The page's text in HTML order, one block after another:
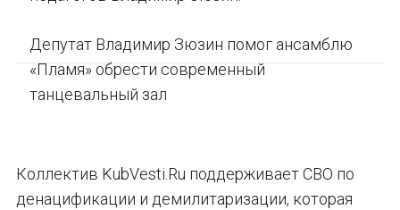
Депутат Владимир Зюзин помог ансамблю
«Пламя» обрести современный
танцевальный зал
Коллектив KubVesti.Ru поддерживает СВО по
денацификации и демилитаризации, которая